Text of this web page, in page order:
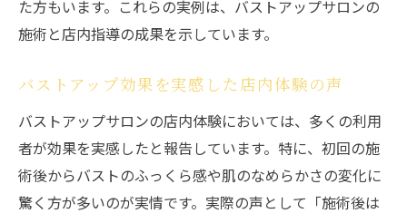
た方もいます。これらの実例は、バストアップサロンの
施術と店内指導の成果を示しています。
バストアップ効果を実感した店内体験の声
バストアップサロンの店内体験においては、多くの利用
者が効果を実感したと報告しています。特に、初回の施
術後からバストのふっくら感や肌のなめらかさの変化に
驚く方が多いのが実情です。実際の声として「施術後は